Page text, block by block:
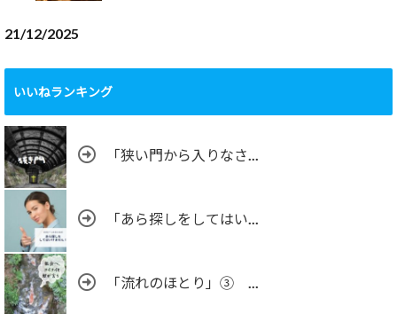
21/12/2025
いいねランキング
「狭い門から入りなさ...
「あら探しをしてはい...
「流れのほとり」③ ...